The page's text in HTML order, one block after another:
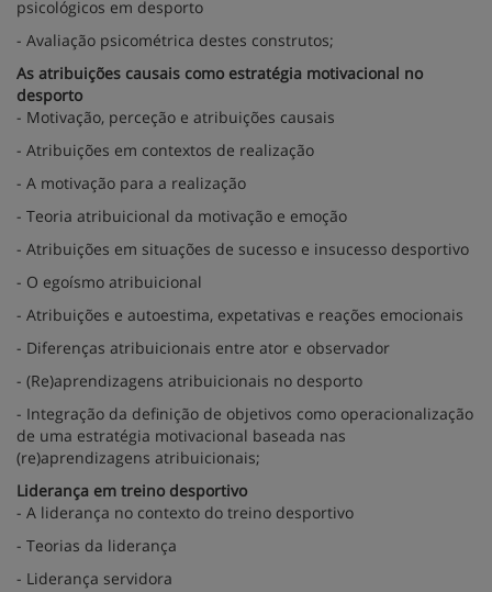
psicológicos em desporto
- Avaliação psicométrica destes construtos;
As atribuições causais como estratégia motivacional no
desporto
- Motivação, perceção e atribuições causais
- Atribuições em contextos de realização
- A motivação para a realização
- Teoria atribuicional da motivação e emoção
- Atribuições em situações de sucesso e insucesso desportivo
- O egoísmo atribuicional
- Atribuições e autoestima, expetativas e reações emocionais
- Diferenças atribuicionais entre ator e observador
- (Re)aprendizagens atribuicionais no desporto
- Integração da definição de objetivos como operacionalização
de uma estratégia motivacional baseada nas
(re)aprendizagens atribuicionais;
Liderança em treino desportivo
- A liderança no contexto do treino desportivo
- Teorias da liderança
- Liderança servidora